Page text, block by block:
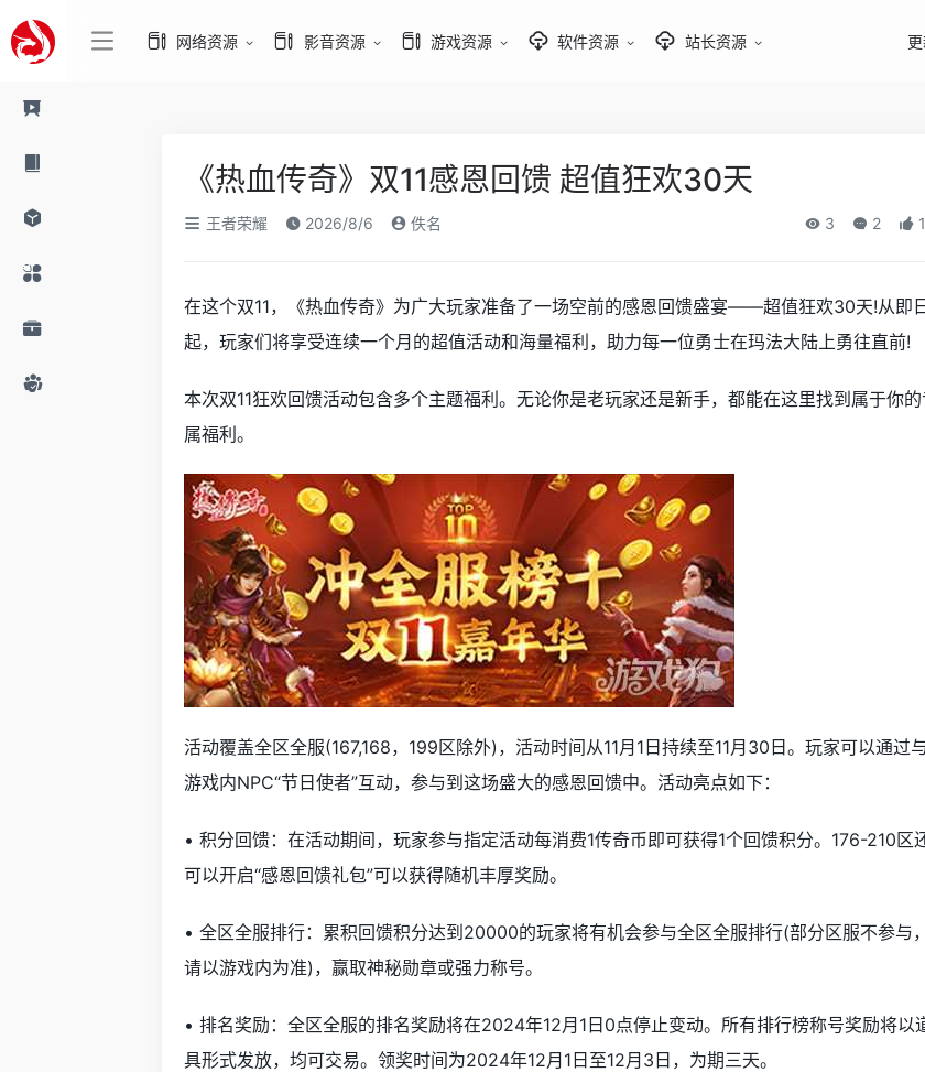
网络资源 影音资源 游戏资源 软件资源 站长资源
《热血传奇》双11感恩回馈 超值狂欢30天
王者荣耀 2026/8/6 佚名 3 2 1
在这个双11，《热血传奇》为广大玩家准备了一场空前的感恩回馈盛宴——超值狂欢30天!从即日
起，玩家们将享受连续一个月的超值活动和海量福利，助力每一位勇士在玛法大陆上勇往直前!
本次双11狂欢回馈活动包含多个主题福利。无论你是老玩家还是新手，都能在这里找到属于你的
属福利。
活动覆盖全区全服(167,168，199区除外)，活动时间从11月1日持续至11月30日。玩家可以通过
游戏内NPC“节日使者”互动，参与到这场盛大的感恩回馈中。活动亮点如下：
• 积分回馈：在活动期间，玩家参与指定活动每消费1传奇币即可获得1个回馈积分。176-210区
可以开启“感恩回馈礼包”可以获得随机丰厚奖励。
• 全区全服排行：累积回馈积分达到20000的玩家将有机会参与全区全服排行(部分区服不参与，
请以游戏内为准)，赢取神秘勋章或强力称号。
• 排名奖励：全区全服的排名奖励将在2024年12月1日0点停止变动。所有排行榜称号奖励将以
具形式发放，均可交易。领奖时间为2024年12月1日至12月3日，为期三天。